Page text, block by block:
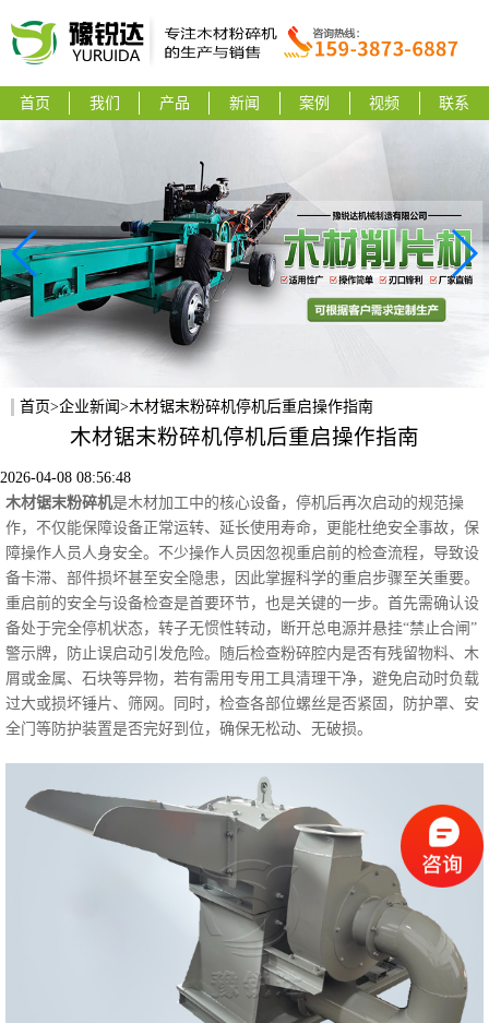
首页 我们 产品 新闻 案例 视频 联系
首页>企业新闻 >木材锯末粉碎机停机后重启操作指南
木材锯末粉碎机停机后重启操作指南
2026-04-08 08:56:48
木材锯末粉碎机是木材加工中的核心设备，停机后再次启动的规范操
作，不仅能保障设备正常运转、延长使用寿命，更能杜绝安全事故，保
障操作人员人身安全。不少操作人员因忽视重启前的检查流程，导致设
备卡滞、部件损坏甚至安全隐患，因此掌握科学的重启步骤至关重要。
重启前的安全与设备检查是首要环节，也是关键的一步。首先需确认设
备处于完全停机状态，转子无惯性转动，断开总电源并悬挂“禁止合闸”
警示牌，防止误启动引发危险。随后检查粉碎腔内是否有残留物料、木
屑或金属、石块等异物，若有需用专用工具清理干净，避免启动时负载
过大或损坏锤片、筛网。同时，检查各部位螺丝是否紧固，防护罩、安
全门等防护装置是否完好到位，确保无松动、无破损。